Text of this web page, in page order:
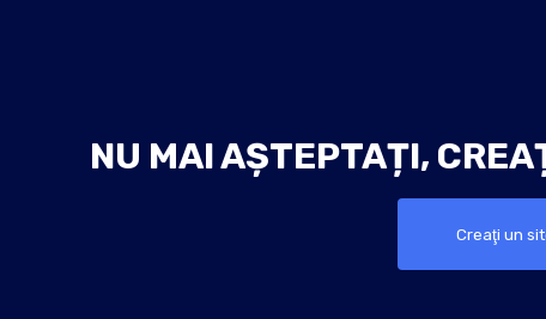
NU MAI AȘTEPTAȚI,
Creaţi un